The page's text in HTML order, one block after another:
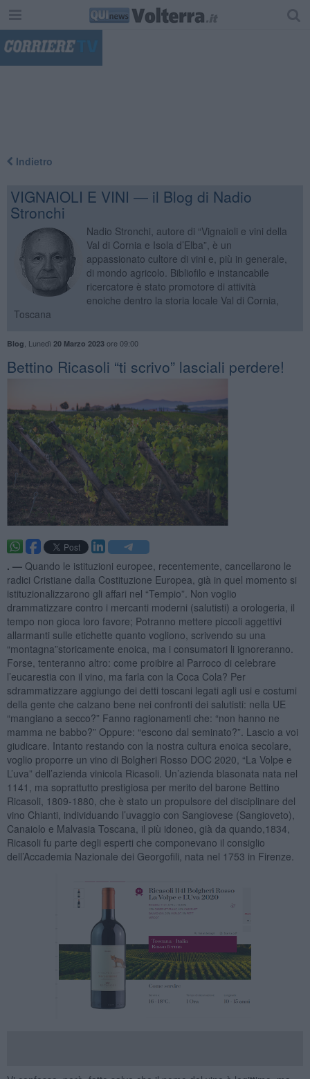
Indietro
VIGNAIOLI E VINI — il Blog di Nadio
Stronchi
Nadio Stronchi, autore di “Vignaioli e vini della
Val di Cornia e Isola d’Elba”, è un
appassionato cultore di vini e, più in generale,
di mondo agricolo. Bibliofilo e instancabile
ricercatore è stato promotore di attività
enoiche dentro la storia locale Val di Cornia,
Toscana
Blog Lunedì 20 Marzo 2023ore 09:00
Bettino Ricasoli “ti scrivo” lasciali perdere!
. — Quando le istituzioni europee, recentemente, cancellarono le
radici Cristiane dalla Costituzione Europea, già in quel momento si
istituzionalizzarono gli affari nel “Tempio”. Non voglio
drammatizzare contro i mercanti moderni (salutisti) a orologeria, il
tempo non gioca loro favore; Potranno mettere piccoli aggettivi
allarmanti sulle etichette quanto vogliono, scrivendo su una
“montagna”storicamente enoica, ma i consumatori li ignoreranno.
Forse, tenteranno altro: come proibire al Parroco di celebrare
l’eucarestia con il vino, ma farla con la Coca Cola? Per
sdrammatizzare aggiungo dei detti toscani legati agli usi e costumi
della gente che calzano bene nei confronti dei salutisti: nella UE
“mangiano a secco?” Fanno ragionamenti che: “non hanno ne
mamma ne babbo?” Oppure: “escono dal seminato?”. Lascio a voi
giudicare. Intanto restando con la nostra cultura enoica secolare,
voglio proporre un vino di Bolgheri Rosso DOC 2020, “La Volpe e
L’uva” dell’azienda vinicola Ricasoli. Un’azienda blasonata nata nel
1141, ma soprattutto prestigiosa per merito del barone Bettino
Ricasoli, 1809-1880, che è stato un propulsore del disciplinare del
vino Chianti, individuando l’uvaggio con Sangiovese (Sangioveto),
Canaiolo e Malvasia Toscana, il più idoneo, già da quando,1834,
Ricasoli fu parte degli esperti che componevano il consiglio
dell’Accademia Nazionale dei Georgofili, nata nel 1753 in Firenze.